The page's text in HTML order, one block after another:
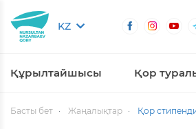
KZ
Құрылтайшысы Қор
Басты бет Жаңалықтар Қор